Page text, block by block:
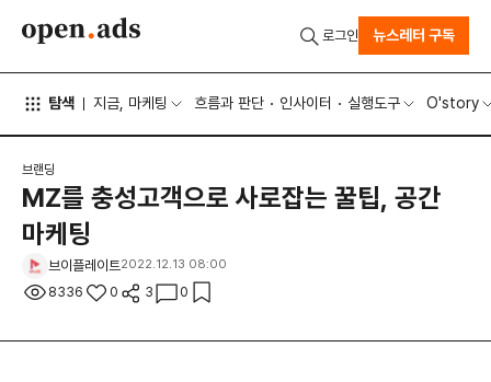
탐색 지금, 마케팅 흐름과 판단 인사이터 실행도구 O'story
로그인 뉴스레터 구독
브랜딩
MZ를 충성고객으로 사로잡는 꿀팁, 공간
마케팅
브이플레이트2022.12.13 08:00
8336 0 3 0